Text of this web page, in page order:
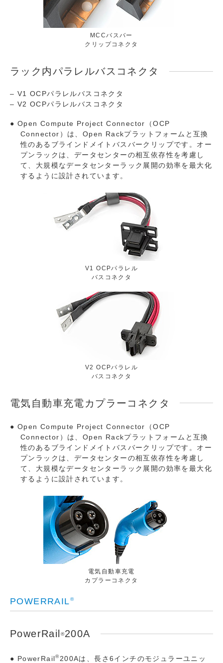
MCCバスバー
クリップコネクタ
ラック内パラレルバスコネクタ
– V1 OCPパラレルバスコネクタ
– V2 OCPパラレルバスコネクタ
Open Compute Project Connector（OCP
Connector）は、Open Rackプラットフォームと互換
性のあるブラインドメイトバスバークリップです。オー
プンラックは、データセンターの相互依存性を考慮し
て、大規模なデータセンターラック展開の効率を最大化
するように設計されています。
V1 OCPパラレル
バスコネクタ
V2 OCPパラレル
バスコネクタ
電気自動車充電カプラーコネクタ
Open Compute Project Connector（OCP
Connector）は、Open Rackプラットフォームと互換
性のあるブラインドメイトバスバークリップです。オー
プンラックは、データセンターの相互依存性を考慮し
て、大規模なデータセンターラック展開の効率を最大化
するように設計されています。
電気自動車充電
カプラーコネクタ
POWERRAIL®
PowerRail ®200A
PowerRail®200Aは、長さ6インチのモジュラーユニッ